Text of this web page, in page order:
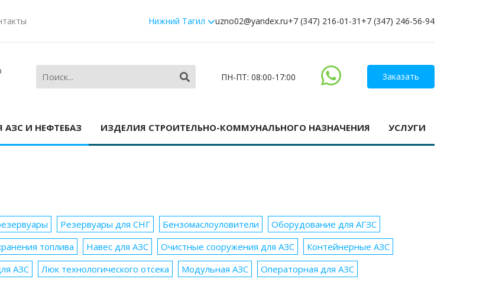
Нижний Тагил uzno02@yandex.ru+7 (347) 216-01-31 +7 (347) 246-56-94
ПН-ПТ: 08:00-17:00 Заказать
И НЕФТЕБАЗ ИЗДЕЛИЯ СТРОИТЕЛЬНО-КОММУНАЛЬНОГО НАЗНАЧЕНИЯ УСЛУГИ
Резервуары для СНГ Бензомаслоуловители
Оборудование для АГЗС
топлива
Навес для АЗС Очистные сооружения для АЗС
Контейнерные АЗС
АЗС
Люк технологического отсека Модульная АЗС Операторная для АЗС